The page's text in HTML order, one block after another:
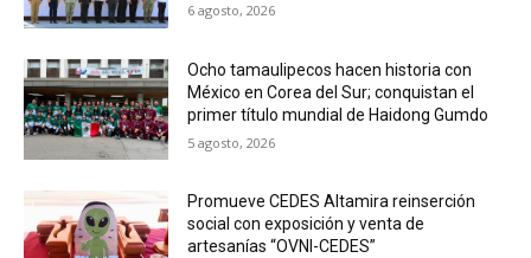
6 agosto, 2026
Ocho tamaulipecos hacen historia con
México en Corea del Sur; conquistan el
primer título mundial de Haidong Gumdo
5 agosto, 2026
Promueve CEDES Altamira reinserción
social con exposición y venta de
artesanías “OVNI-CEDES”